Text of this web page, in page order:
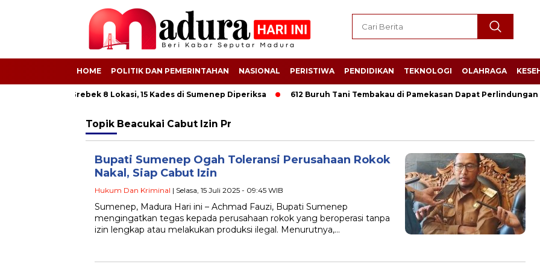
HOME POLITIK DAN PEMERINTAHAN NASIONAL PERISTIWA PENDIDIKAN TEKNOLOGI OLAHRAGA
Kejati Grebek 8 Lokasi, 15 Kades di Sumenep Diperiksa 612 Buruh Tani Tembakau di Pamekasan Dapat Perlindungan
Topik Beacukai Cabut Izin Pr
Bupati Sumenep Ogah Toleransi Perusahaan Rokok
Nakal, Siap Cabut Izin
Hukum Dan Kriminal | Selasa, 15 Juli 2025 - 09:45 WIB
Sumenep, Madura Hari ini – Achmad Fauzi, Bupati Sumenep
mengingatkan tegas kepada perusahaan rokok yang beroperasi tanpa
izin lengkap atau melakukan produksi ilegal. Menurutnya,…